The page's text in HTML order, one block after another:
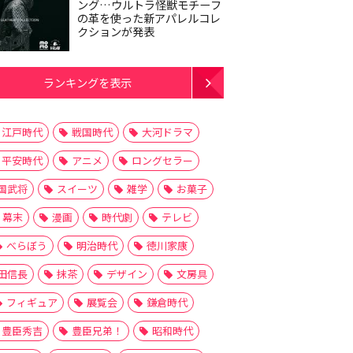
ング…ウルトラ怪獣モチーフ
の革を使った新アパレルコレ
クションが発表
ランキングを表示
江戸時代 戦国時代
大河ドラマ
平安時代
アニメ
ロングセラー
武将
スイーツ 雑学
お菓子
幕末
漫画 時代劇
テレビ
べらぼう
明治時代
徳川家康
信長
抹茶 デザイン
文房具
フィギュア
展覧会
鎌倉時代
豊臣秀吉
豊臣兄弟！
昭和時代